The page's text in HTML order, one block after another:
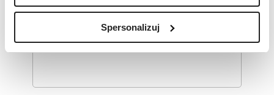
Spersonalizuj